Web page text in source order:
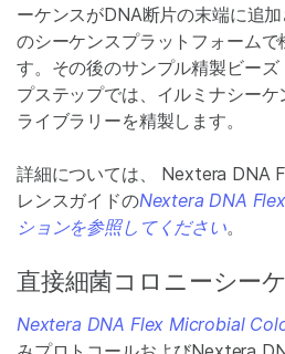
ーケンスがDNA断片の末端に追
のシーケンスプラットフォームで
す。その後のサンプル精製ビー
プステップでは、イルミナシー
ライブラリーを精製します。
詳細については、 Nextera DNA
レンスガイドのNextera DNA
ションを参照してください。
直接細菌コロニーシー
Nextera DNA Flex Microbial